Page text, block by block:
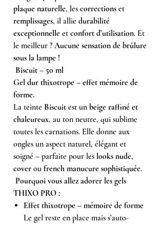
plaque naturelle, les corrections et
remplissages, il allie durabilité
exceptionnelle et confort d’utilisation. Et
le meilleur ? Aucune sensation de brûlure
sous la lampe !
Biscuit – 50 ml
Gel dur thixotrope – effet mémoire de
forme.
La teinte Biscuit est un beige raffiné et
chaleureux, au ton neutre, qui sublime
toutes les carnations. Elle donne aux
ongles un aspect naturel, élégant et
soigné – parfaite pour les looks nude,
cover ou french manucure sophistiquée.
Pourquoi vous allez adorer les gels
THIXO PRO :
Effet thixotrope – mémoire de forme
Le gel reste en place mais s’auto-